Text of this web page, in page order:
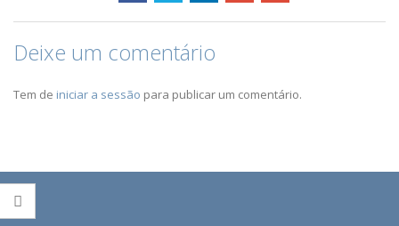
Deixe um comentário
Tem de iniciar a sessão para publicar um comentário.